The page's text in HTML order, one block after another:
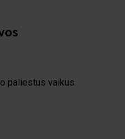
paliestus vaikus